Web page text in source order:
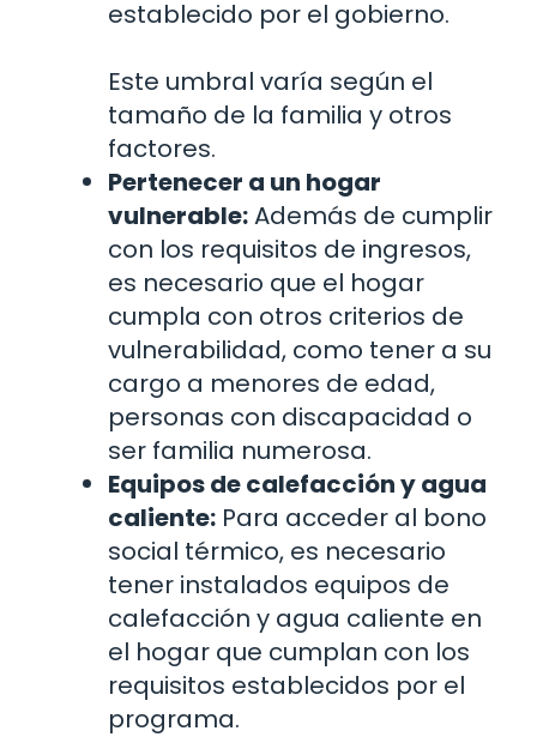
establecido por el gobierno.
Este umbral varía según el
tamaño de la familia y otros
factores.
Pertenecer a un hogar
vulnerable:Además de cumplir
con los requisitos de ingresos,
es necesario que el hogar
cumpla con otros criterios de
vulnerabilidad, como tener a su
cargo a menores de edad,
personas con discapacidad o
ser familia numerosa.
Equipos de calefacción y agua
caliente: Para acceder al bono
social térmico, es necesario
tener instalados equipos de
calefacción y agua caliente en
el hogar que cumplan con los
requisitos establecidos por el
programa.